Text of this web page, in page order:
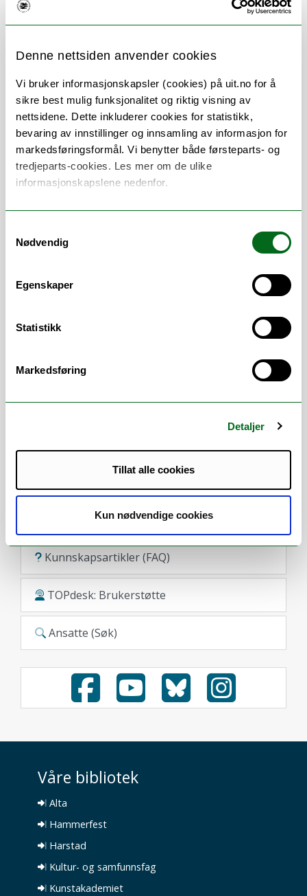
Denne nettsiden anvender cookies
Vi bruker informasjonskapsler (cookies) på uit.no for å
sikre best mulig funksjonalitet og riktig visning av
nettsidene. Dette inkluderer cookies for statistikk,
bevaring av innstillinger og innsamling av informasjon for
markedsføringsformål. Vi benytter både førsteparts- og
tredjeparts-cookies. Les mer om de ulike
informasjonskapslene nedenfor.
Nødvendig
Egenskaper
Statistikk
Markedsføring
Detaljer
Tillat alle cookies
Kun nødvendige cookies
ditt.
Pålogging
Ved å logge deg inn kan du holde oversikt over
egne lån og bestillinger, lagre søk og referanser,
og bestille materiale som ikke er tilgjengelig.
Mer
info om pålogging finner du her.
Oria
Systematiske og strukturerte litteratursøk
Kontakt oss
Kunnskapsartikler (FAQ)
TOPdesk: Brukerstøtte
Ansatte (Søk)
Våre bibliotek
Alta
Hammerfest
Harstad
Kultur- og samfunnsfag
Kunstakademiet